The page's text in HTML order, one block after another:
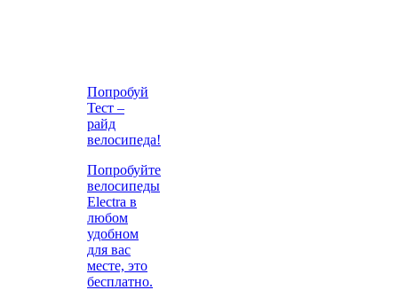
Попробуй
Тест –
райд
велосипеда!
Попробуйте
велосипеды
Electra в
любом
удобном
для вас
месте, это
бесплатно.